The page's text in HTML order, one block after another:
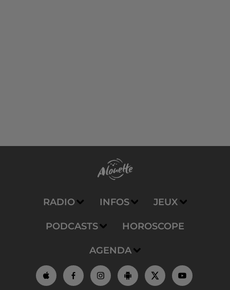
RADIO INFOS JEUX
PODCASTS HOROSCOPE
AGENDA